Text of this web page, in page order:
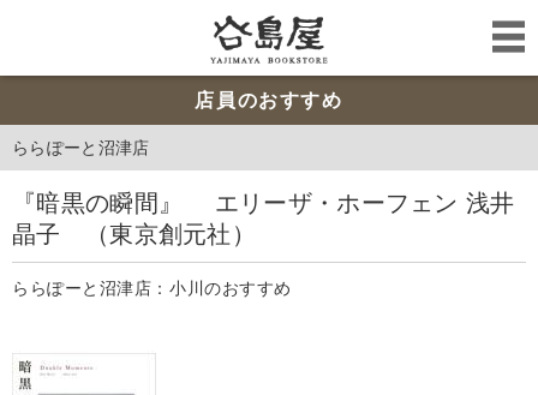
店員のおすすめ
ららぽーと沼津店
『暗黒の瞬間』 エリーザ・ホーフェン 浅井
晶子 （東京創元社）
ららぽーと沼津店：小川のおすすめ